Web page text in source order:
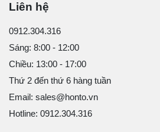
Liên hệ
0912.304.316
Sáng: 8:00 - 12:00
Chiều: 13:00 - 17:00
Thứ 2 đến thứ 6 hàng tuần
Email: sales@honto.vn
Hotline: 0912.304.316